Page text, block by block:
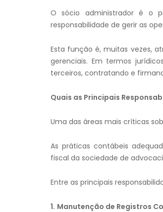
O sócio administrador é o
responsabilidade de gerir as
Esta função é, muitas vezes,
gerenciais. Em termos
terceiros, contratando e
Quais as Principais
Uma das áreas mais críticas
As práticas contábeis
fiscal da sociedade de
Entre as principais
1. Manutenção de Registros